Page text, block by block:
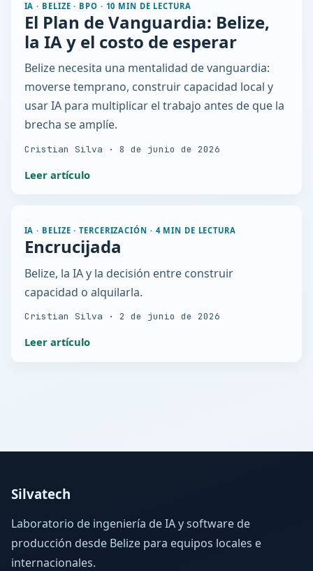
IA · BELIZE · BPO · 10 MIN DE LECTURA
El Plan de Vanguardia: Belize,
la IA y el costo de esperar
Belize necesita una mentalidad de vanguardia:
moverse temprano, construir capacidad local y
usar IA para multiplicar el trabajo antes de que la
brecha se amplíe.
Cristian Silva · 8 de junio de 2026
Leer artículo
IA · BELIZE · TERCERIZACIÓN · 4 MIN DE LECTURA
Encrucijada
Belize, la IA y la decisión entre construir
capacidad o alquilarla.
Cristian Silva · 2 de junio de 2026
Leer artículo
Silvatech
Laboratorio de ingeniería de IA y software de
producción desde Belize para equipos locales e
internacionales.